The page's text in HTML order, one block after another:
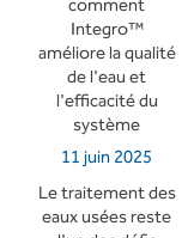
Integro™
améliore la qualité
de l'eau et
l'efficacité du
système
11 juin 2025
Le traitement des
eaux usées reste